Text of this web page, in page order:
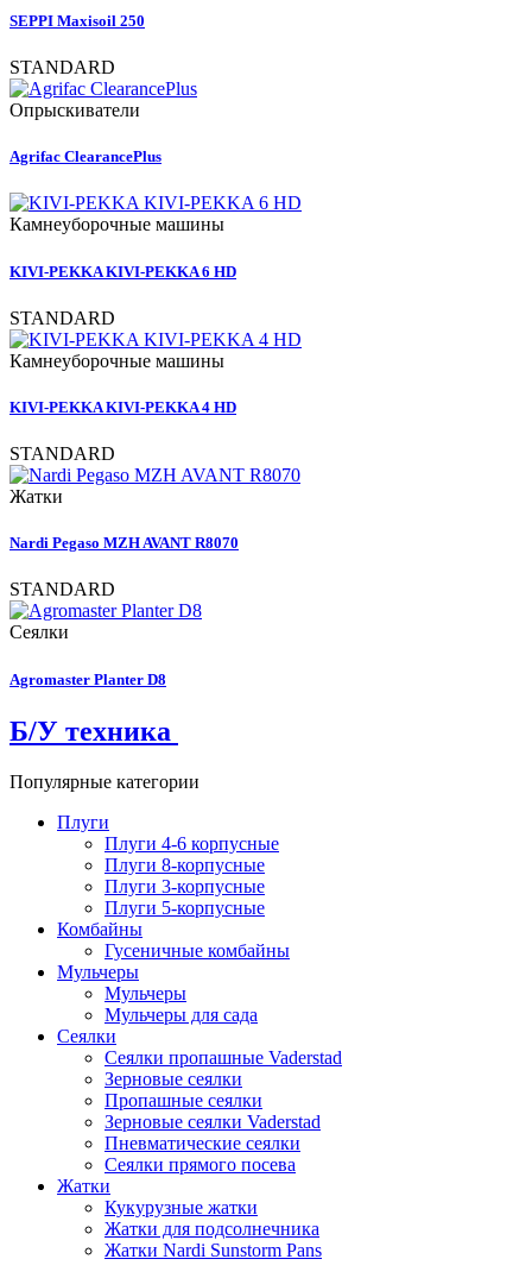
SEPPI Maxisoil 250
STANDARD
Опрыскиватели
Agrifac ClearancePlus
Камнеуборочные машины
KIVI-PEKKA KIVI-PEKKA 6 HD
STANDARD
Камнеуборочные машины
KIVI-PEKKA KIVI-PEKKA 4 HD
STANDARD
Жатки
Nardi Pegaso MZH AVANT R8070
STANDARD
Сеялки
Agromaster Planter D8
Б/У техника
Популярные категории
Плуги
Плуги 4-6 корпусные
Плуги 8-корпусные
Плуги 3-корпусные
Плуги 5-корпусные
Комбайны
Гусеничные комбайны
Мульчеры
Мульчеры
Мульчеры для сада
Сеялки
Сеялки пропашные Vaderstad
Зерновые сеялки
Пропашные сеялки
Зерновые сеялки Vaderstad
Пневматические сеялки
Сеялки прямого посева
Жатки
Кукурузные жатки
Жатки для подсолнечника
Жатки Nardi Sunstorm Pans